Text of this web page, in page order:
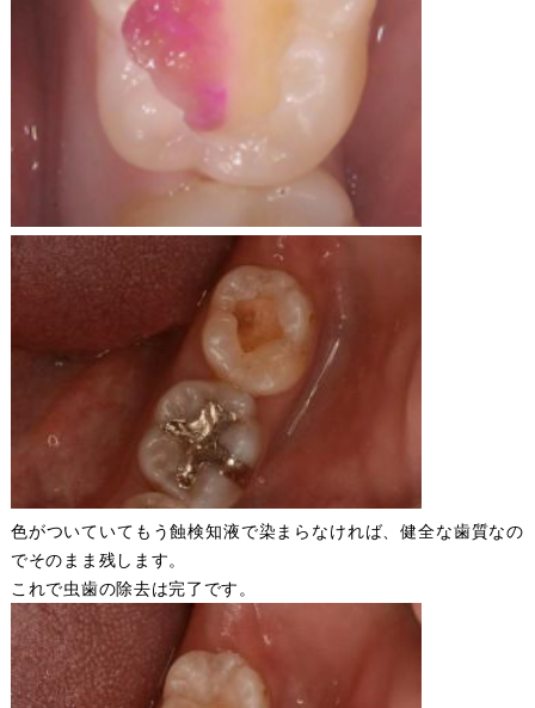
色がついていてもう蝕検知液で染まらなければ、健全な歯質なの
でそのまま残します。
これで虫歯の除去は完了です。